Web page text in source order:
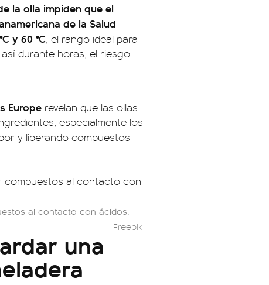
la olla impiden que el
de la Salud
y 60 °C, el rango ideal para
durante horas, el riesgo
Europe revelan que las ollas
especialmente los
y liberando compuestos
al contacto con ácidos.
Freepik
una